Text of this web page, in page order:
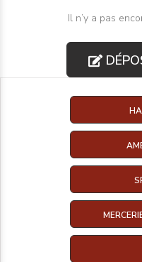
Il n’y a pas